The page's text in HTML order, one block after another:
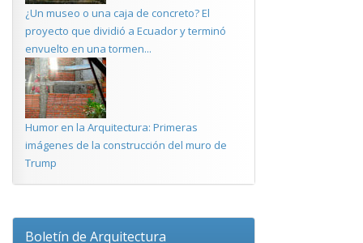
¿Un museo o una caja de concreto? El
proyecto que dividió a Ecuador y terminó
envuelto en una tormen...
Humor en la Arquitectura: Primeras
imágenes de la construcción del muro de
Trump
Boletín de Arquitectura